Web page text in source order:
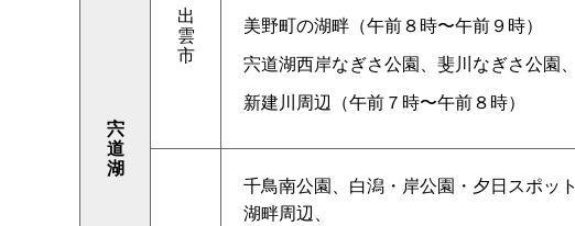
宍
道
湖
出
雲
市
美野町の湖畔（午前８時〜午前９時）
宍道湖西岸なぎさ公園、斐川なぎさ公園、
新建川周辺（午前７時〜午前８時）
千鳥南公園、白潟・岸公園・夕日スポット
湖畔周辺、